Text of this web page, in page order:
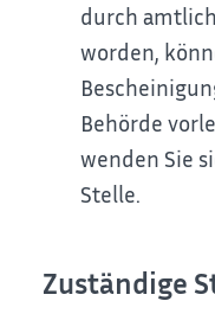
durch
worden,
Behörde
wenden Sie
Stelle.
Zuständige